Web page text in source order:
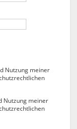
Nutzung meiner
Nutzung meiner